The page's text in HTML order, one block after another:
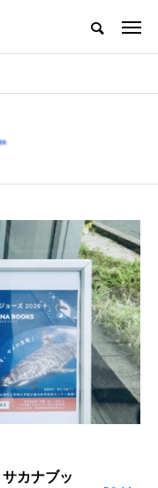
と簡単！ 100均で
た道具で＜魚のは
＞を作ってみた
みの自由研究にい
みのり
カナブッ